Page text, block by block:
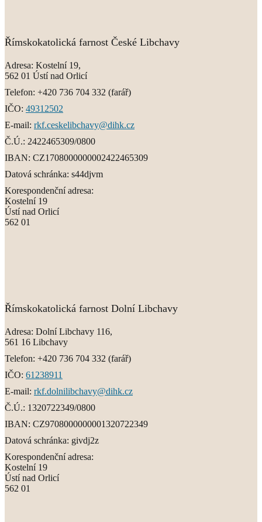
Římskokatolická farnost České Libchavy
Adresa: Kostelní 19,
562 01 Ústí nad Orlicí
Telefon: +420 736 704 332 (farář)
IČO: 49312502
E-mail: rkf.ceskelibchavy@dihk.cz
Č.Ú.: 2422465309/0800
IBAN: CZ1708000000002422465309
Datová schránka: s44djvm
Korespondenční adresa:
Kostelní 19
Ústí nad Orlicí
562 01
Římskokatolická farnost Dolní Libchavy
Adresa: Dolní Libchavy 116,
561 16 Libchavy
Telefon: +420 736 704 332 (farář)
IČO: 61238911
E-mail: rkf.dolnilibchavy@dihk.cz
Č.Ú.: 1320722349/0800
IBAN: CZ9708000000001320722349
Datová schránka: givdj2z
Korespondenční adresa:
Kostelní 19
Ústí nad Orlicí
562 01